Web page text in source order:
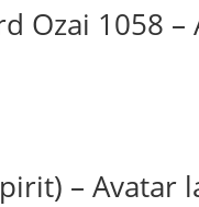
Ozai 1058
– Avatar